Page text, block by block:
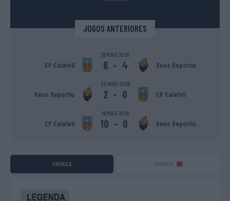
JOGOS ANTERIORES
26 MAIO 2026
CP Calafell 6 - 4 Reus Deportiu
23 MAIO 2026
Reus Deportiu 2 - 0 CP Calafell
16 MAIO 2026
CP Calafell 10 - 0 Reus Deportiu
CRÓNICA TV/RADIO